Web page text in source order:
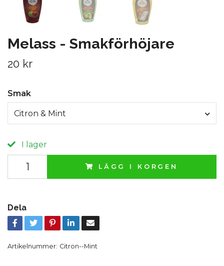
Melass - Smakförhöjare
20 kr
Smak
Citron & Mint
I lager
LÄGG I KORGEN
Dela
Artikelnummer: Citron--Mint